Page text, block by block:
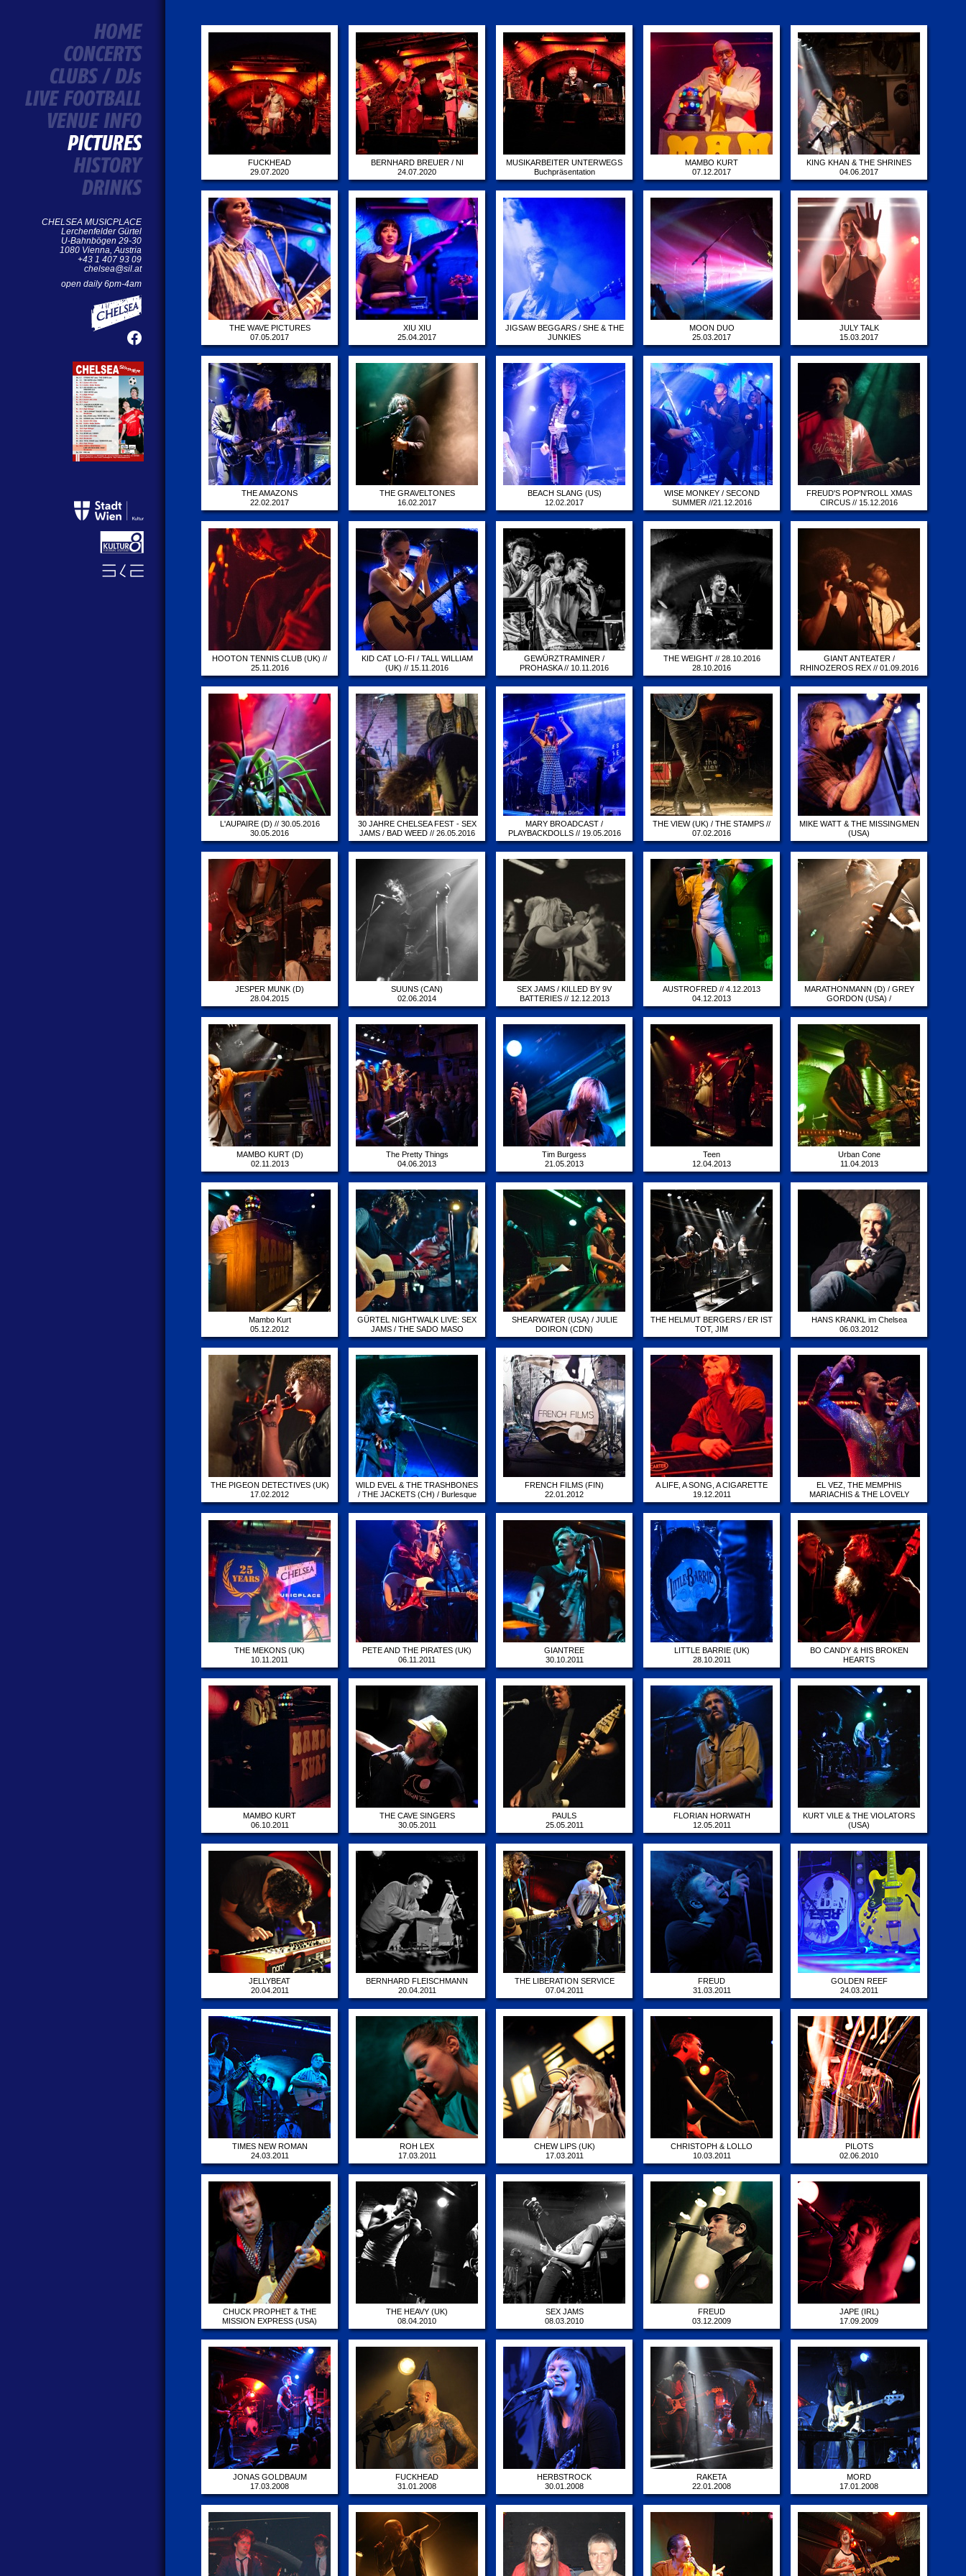
CHELSEA MUSICPLACE
Lerchenfelder Gürtel
U-Bahnbögen 29-30
1080 Vienna, Austria
+43 1 407 93 09
chelsea@sil.at
open daily 6pm-4am
FUCKHEAD
29.07.2020
BERNHARD BREUER / NI
24.07.2020
MUSIKARBEITER UNTERWEGS
Buchpräsentation
15.07.2020
MAMBO KURT
07.12.2017
KING KHAN & THE SHRINES
04.06.2017
THE WAVE PICTURES
07.05.2017
XIU XIU
25.04.2017
JIGSAW BEGGARS / SHE & THE
JUNKIES
09.04.2017
MOON DUO
25.03.2017
JULY TALK
15.03.2017
THE AMAZONS
22.02.2017
THE GRAVELTONES
16.02.2017
BEACH SLANG (US)
12.02.2017
WISE MONKEY / SECOND
SUMMER //21.12.2016
21.12.2016
FREUD'S POP'N'ROLL XMAS
CIRCUS // 15.12.2016
15.12.2016
HOOTON TENNIS CLUB (UK) //
25.11.2016
25.11.2016
KID CAT LO-FI / TALL WILLIAM
(UK) // 15.11.2016
15.11.2016
GEWÜRZTRAMINER /
PROHASKA // 10.11.2016
10.11.2016
THE WEIGHT // 28.10.2016
28.10.2016
GIANT ANTEATER /
RHINOZEROS REX // 01.09.2016
01.09.2016
L'AUPAIRE (D) // 30.05.2016
30.05.2016
30 JAHRE CHELSEA FEST - SEX
JAMS / BAD WEED // 26.05.2016
26.05.2016
MARY BROADCAST /
PLAYBACKDOLLS // 19.05.2016
19.05.2016
THE VIEW (UK) / THE STAMPS //
07.02.2016
07.02.2016
MIKE WATT & THE MISSINGMEN
(USA)
26.05.2015
JESPER MUNK (D)
28.04.2015
SUUNS (CAN)
02.06.2014
SEX JAMS / KILLED BY 9V
BATTERIES // 12.12.2013
12.12.2013
AUSTROFRED // 4.12.2013
04.12.2013
MARATHONMANN (D) / GREY
GORDON (USA) /
STORYTELLER (D)
11.11.2013
MAMBO KURT (D)
02.11.2013
The Pretty Things
04.06.2013
Tim Burgess
21.05.2013
Teen
12.04.2013
Urban Cone
11.04.2013
Mambo Kurt
05.12.2012
GÜRTEL NIGHTWALK LIVE: SEX
JAMS / THE SADO MASO
GUITAR CLUB
25.08.2012
SHEARWATER (USA) / JULIE
DOIRON (CDN)
13.04.2012
THE HELMUT BERGERS / ER IST
TOT, JIM
21.03.2012
HANS KRANKL im Chelsea
06.03.2012
THE PIGEON DETECTIVES (UK)
17.02.2012
WILD EVEL & THE TRASHBONES
/ THE JACKETS (CH) / Burlesque
Show by BAYOU MYSTÉRE
16.02.2012
FRENCH FILMS (FIN)
22.01.2012
A LIFE, A SONG, A CIGARETTE
19.12.2011
EL VEZ, THE MEMPHIS
MARIACHIS & THE LOVELY
ELVETTES (USA, MEX)
06.12.2011
THE MEKONS (UK)
10.11.2011
PETE AND THE PIRATES (UK)
06.11.2011
GIANTREE
30.10.2011
LITTLE BARRIE (UK)
28.10.2011
BO CANDY & HIS BROKEN
HEARTS
26.10.2011
MAMBO KURT
06.10.2011
THE CAVE SINGERS
30.05.2011
PAULS
25.05.2011
FLORIAN HORWATH
12.05.2011
KURT VILE & THE VIOLATORS
(USA)
10.05.2011
JELLYBEAT
20.04.2011
BERNHARD FLEISCHMANN
20.04.2011
THE LIBERATION SERVICE
07.04.2011
FREUD
31.03.2011
GOLDEN REEF
24.03.2011
TIMES NEW ROMAN
24.03.2011
ROH LEX
17.03.2011
CHEW LIPS (UK)
17.03.2011
CHRISTOPH & LOLLO
10.03.2011
PILOTS
02.06.2010
CHUCK PROPHET & THE
MISSION EXPRESS (USA)
29.04.2010
THE HEAVY (UK)
08.04.2010
SEX JAMS
08.03.2010
FREUD
03.12.2009
JAPE (IRL)
17.09.2009
JONAS GOLDBAUM
17.03.2008
FUCKHEAD
31.01.2008
HERBSTROCK
30.01.2008
RAKETA
22.01.2008
MORD
17.01.2008